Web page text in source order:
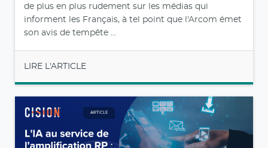
de plus en plus rudement sur les médias qui
informent les Français, à tel point que l'Arcom émet
son avis de tempête ...
LIRE L'ARTICLE